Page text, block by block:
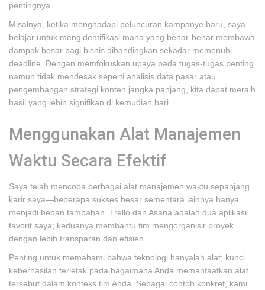
pentingnya.
Misalnya, ketika menghadapi peluncuran kampanye baru, saya
belajar untuk mengidentifikasi mana yang benar-benar membawa
dampak besar bagi bisnis dibandingkan sekadar memenuhi
deadline. Dengan memfokuskan upaya pada tugas-tugas penting
namun tidak mendesak seperti analisis data pasar atau
pengembangan strategi konten jangka panjang, kita dapat meraih
hasil yang lebih signifikan di kemudian hari.
Menggunakan Alat Manajemen
Waktu Secara Efektif
Saya telah mencoba berbagai alat manajemen waktu sepanjang
karir saya—beberapa sukses besar sementara lainnya hanya
menjadi beban tambahan. Trello dan Asana adalah dua aplikasi
favorit saya; keduanya membantu tim mengorganisir proyek
dengan lebih transparan dan efisien.
Penting untuk memahami bahwa teknologi hanyalah alat; kunci
keberhasilan terletak pada bagaimana Anda memanfaatkan alat
tersebut dalam konteks tim Anda. Sebagai contoh konkret, kami